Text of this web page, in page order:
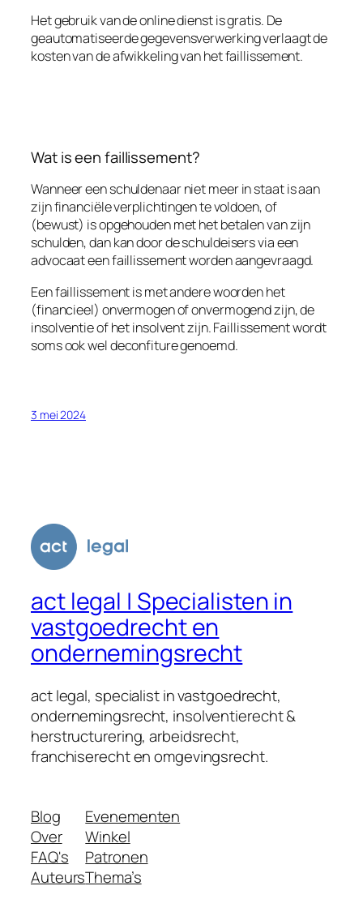
Het gebruik van de online dienst is gratis. De
geautomatiseerde gegevensverwerking verlaagt de
kosten van de afwikkeling van het faillissement.
Wat is een faillissement?
Wanneer een schuldenaar niet meer in staat is aan
zijn financiële verplichtingen te voldoen, of
(bewust) is opgehouden met het betalen van zijn
schulden, dan kan door de schuldeisers via een
advocaat een faillissement worden aangevraagd.
Een faillissement is met andere woorden het
(financieel) onvermogen of onvermogend zijn, de
insolventie of het insolvent zijn. Faillissement wordt
soms ook wel deconfiture genoemd.
3 mei 2024
act legal | Specialisten in
vastgoedrecht en
ondernemingsrecht
act legal, specialist in vastgoedrecht,
ondernemingsrecht, insolventierecht &
herstructurering, arbeidsrecht,
franchiserecht en omgevingsrecht.
Blog
Over
FAQ's
Auteurs
Evenementen
Winkel
Patronen
Thema’s